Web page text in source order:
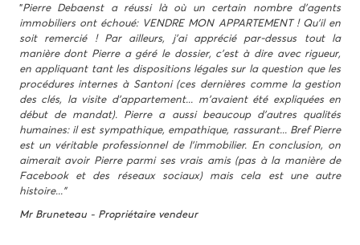
"Pierre Debaenst a réussi là où un certain nombre d'agents
immobiliers ont échoué: VENDRE MON APPARTEMENT ! Qu'il en
soit remercié ! Par ailleurs, j'ai apprécié par-dessus tout la
manière dont Pierre a géré le dossier, c'est à dire avec rigueur,
en appliquant tant les dispositions légales sur la question que les
procédures internes à Santoni (ces dernières comme la gestion
des clés, la visite d'appartement... m'avaient été expliquées en
début de mandat). Pierre a aussi beaucoup d'autres qualités
humaines: il est sympathique, empathique, rassurant... Bref Pierre
est un véritable professionnel de l'immobilier. En conclusion, on
aimerait avoir Pierre parmi ses vrais amis (pas à la manière de
Facebook et des réseaux sociaux) mais cela est une autre
histoire..."
Mr Bruneteau - Propriétaire vendeur